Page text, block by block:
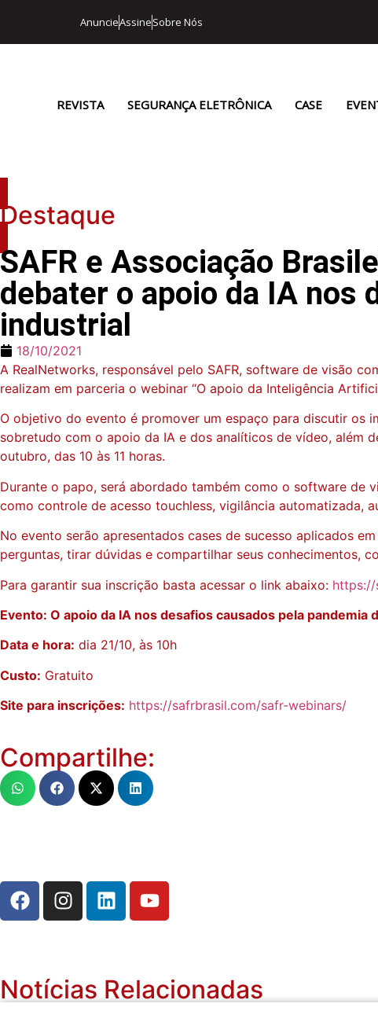
AnuncieAssineSobre Nós
REVISTA SEGURANÇA ELETRÔNICA CASE
Destaque
SAFR e Associação
debater o apoio da IA nos
industrial
18/10/2021
A RealNetworks, responsável pelo SAFR, software de visão
realizam em parceria o webinar “O apoio da Inteligência
O objetivo do evento é promover um espaço para discutir os
sobretudo com o apoio da IA e dos analíticos de vídeo, além
outubro, das 10 às 11 horas.
Durante o papo, será abordado também como o software de
como controle de acesso touchless, vigilância automatizada,
No evento serão apresentados cases de sucesso aplicados
perguntas, tirar dúvidas e compartilhar seus conhecimentos,
Para garantir sua inscrição basta acessar o link abaixo: https://
Evento: O apoio da IA nos desafios causados pela
Data e hora: dia 21/10, às 10h
Custo: Gratuito
Site para inscrições: https://safrbrasil.com/safr-webinars/
Compartilhe:
Notícias Relacionadas